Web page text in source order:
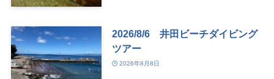
2026/8/6 井田ビーチダイビング
ツアー
2026年8月8日